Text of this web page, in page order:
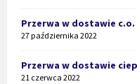
Przerwa w dostawie c.o.
27 października 2022
Przerwa w dostawie
21 czerwca 2022